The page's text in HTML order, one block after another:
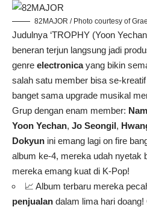
82MAJOR / Photo courtesy of
Judulnya ‘TROPHY (Yoon
beneran terjun langsung jadi
genre electronicayang bikin
salah satu member bisa se-
banget sama upgrade musikal
Grup dengan enam member:
Yoon Yechan, Jo Seongil,
Dokyun ini emang lagi on fire
album ke-4, mereka udah nyetak
mereka emang kuat di K-Pop!
📈 Album terbaru mereka
penjualan dalam lima hari doang!